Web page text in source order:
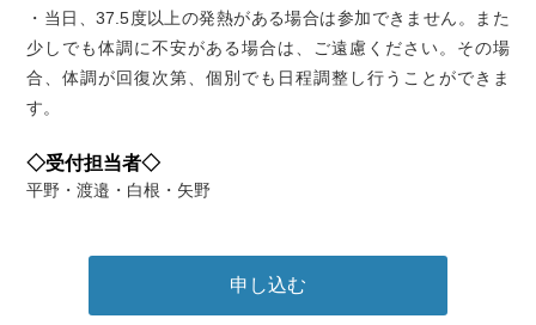
・当日、37.5度以上の発熱がある場合は参加できません。また
少しでも体調に不安がある場合は、ご遠慮ください。その場
合、体調が回復次第、個別でも日程調整し行うことができま
す。
◇受付担当者◇
平野・渡邉・白根・矢野
申し込む